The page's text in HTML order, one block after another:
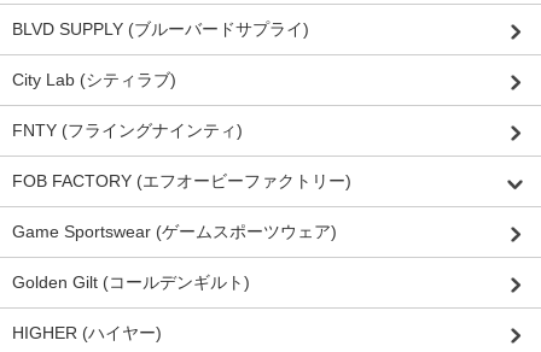
BLVD SUPPLY (ブルーバードサプライ)
City Lab (シティラブ)
FNTY (フライングナインティ)
FOB FACTORY (エフオービーファクトリー)
Game Sportswear (ゲームスポーツウェア)
Golden Gilt (コールデンギルト)
HIGHER (ハイヤー)